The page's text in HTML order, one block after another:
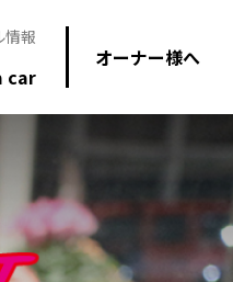
car
オーナー様へ
情報